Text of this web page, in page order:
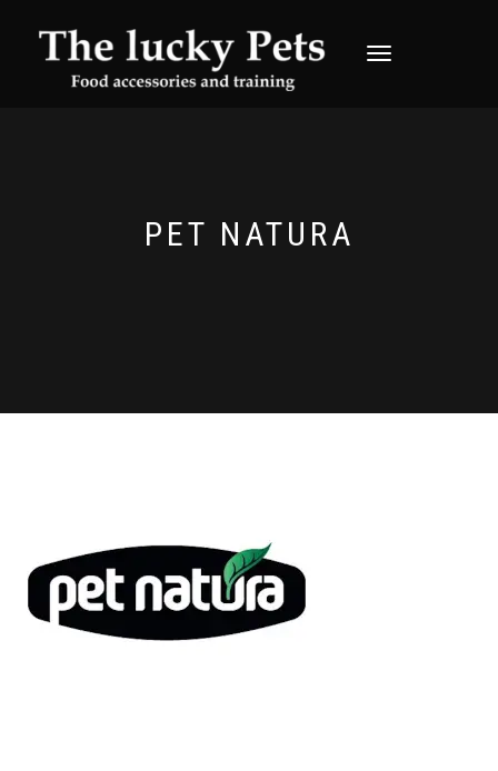
TOGGLE
PET NATURA